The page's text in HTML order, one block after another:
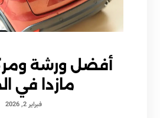
أفضل ورشة
مازدا في
فبراير 2, 2026